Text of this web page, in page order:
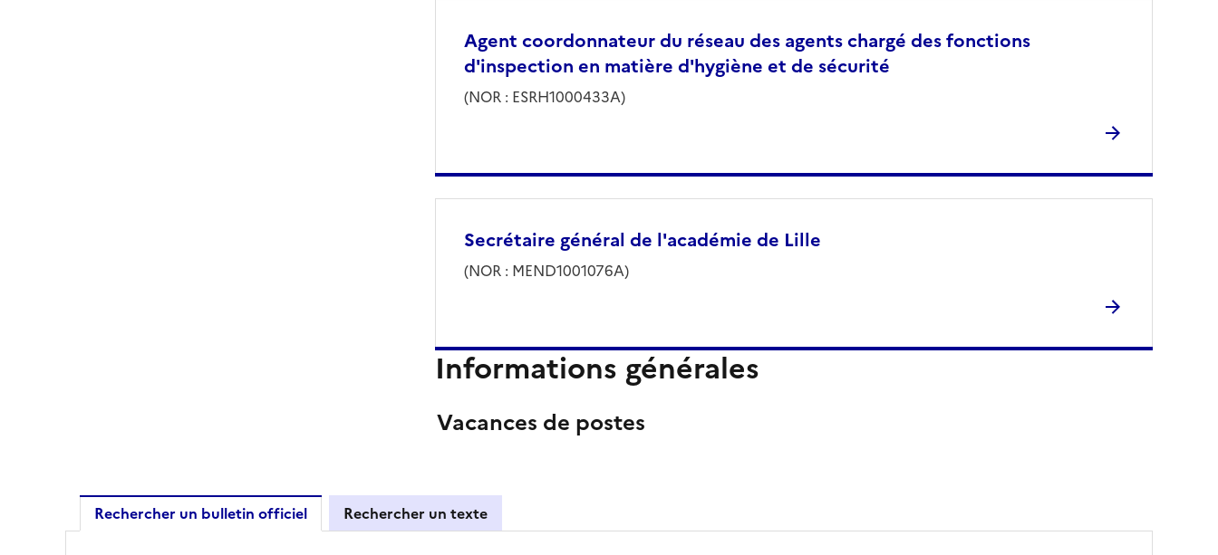
Agent coordonnateur du réseau des agents chargé des fonctions
d'inspection en matière d'hygiène et de sécurité
(NOR : ESRH1000433A)
Secrétaire général de l'académie de Lille
(NOR : MEND1001076A)
Informations générales
Vacances de postes
Rechercher un bulletin officiel Rechercher un texte